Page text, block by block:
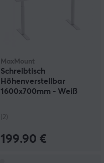
MaxMount
Schreibtisch
Höhenverstellbar
1600x700mm - Weiß
(2)
199.90 €